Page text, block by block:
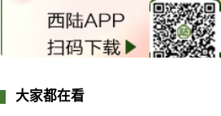
大家都在看